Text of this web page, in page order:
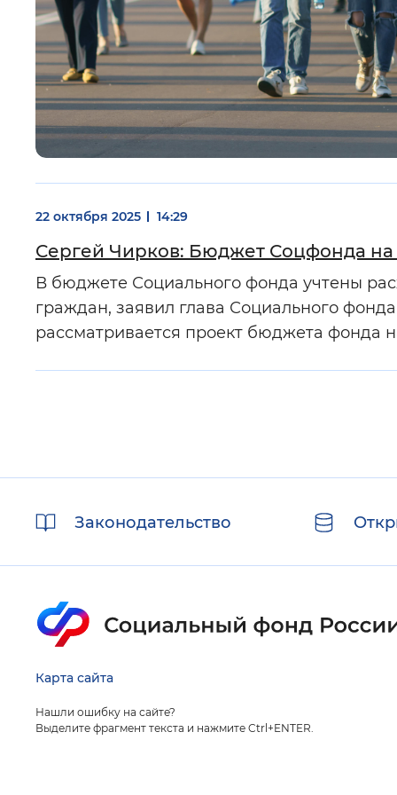
22 октября 2025 14:29
Сергей Чирков: Бюджет Соцфонда на
В бюджете Социального фонда учтены
граждан, заявил глава Социального
рассматривается проект бюджета фонда
ссылкиЗаконодательство
Карта сайта
Нашли ошибку на сайте?
Выделите фрагмент текста и нажмите Ctrl+ENTER.